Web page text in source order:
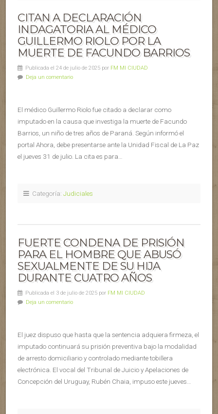
CITAN A DECLARACIÓN
INDAGATORIA AL MÉDICO
GUILLERMO RIOLO POR LA
MUERTE DE FACUNDO BARRIOS
Publicada el 24 de julio de 2025 por FM MI CIUDAD
Deja un comentario
El médico Guillermo Riolo fue citado a declarar como
imputado en la causa que investiga la muerte de Facundo
Barrios, un niño de tres años de Paraná. Según informó el
portal Ahora, debe presentarse ante la Unidad Fiscal de La Paz
el jueves 31 de julio. La cita es para…
Categoría: Judiciales
FUERTE CONDENA DE PRISIÓN
PARA EL HOMBRE QUE ABUSÓ
SEXUALMENTE DE SU HIJA
DURANTE CUATRO AÑOS
Publicada el 3 de julio de 2025 por FM MI CIUDAD
Deja un comentario
El juez dispuso que hasta que la sentencia adquiera firmeza, el
imputado continuará su prisión preventiva bajo la modalidad
de arresto domiciliario y controlado mediante tobillera
electrónica. El vocal del Tribunal de Juicio y Apelaciones de
Concepción del Uruguay, Rubén Chaia, impuso este jueves…